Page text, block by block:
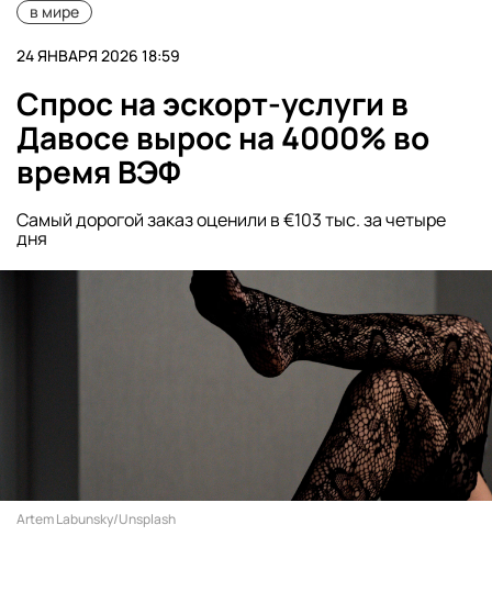
в мире
24 ЯНВАРЯ 2026 18:59
Спрос на эскорт-услуги в
Давосе вырос на 4000% во
время ВЭФ
Самый дорогой заказ оценили в €103 тыс. за четыре
дня
Artem Labunsky/Unsplash